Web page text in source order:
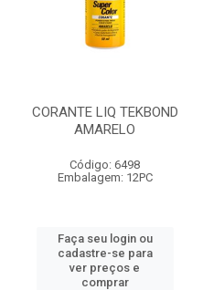
CORANTE LIQ TEKBOND
AMARELO
Código: 6498
Embalagem: 12PC
Faça seu login ou
cadastre-se para
ver preços e
comprar